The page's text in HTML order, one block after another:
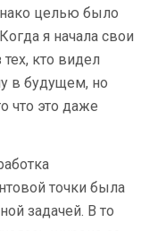
целью было
я начала свои
кто видел
в будущем, но
что это даже
точки была
задачей. В то